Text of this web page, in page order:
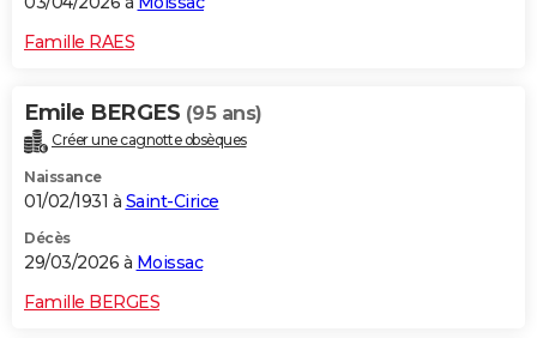
Famille RAES
Emile BERGES (95 ans)
Créer une cagnotte obsèques
Naissance
01/02/1931 à Saint-Cirice
Décès
29/03/2026 à Moissac
Famille BERGES